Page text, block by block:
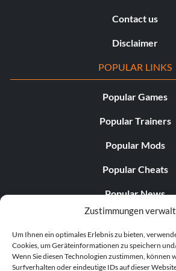
Zustimmungen
Um Ihnen ein optimales Erlebnis zu bieten,
Cookies, um Geräteinformationen zu speichern
Wenn Sie diesen Technologien zustimmen, können
Surfverhalten oder eindeutige IDs auf dieser
Contact us
Disclaimer
POPULAR LINKS
Popular Games
Popular Trainers
Popular Mods
Popular Cheats
Popular News
Popular Editorials
Popular Free
LATEST UPDATES